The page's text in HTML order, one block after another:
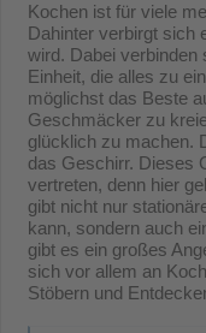
Kochen ist für viele
Dahinter verbirgt sich
wird. Dabei
Einheit, die alles zu
möglichst das Beste
Geschmäcker zu
glücklich zu machen.
das Geschirr. Dieses
vertreten, denn hier
gibt nicht nur
kann, sondern auch
gibt es ein großes
sich vor allem an
Stöbern und